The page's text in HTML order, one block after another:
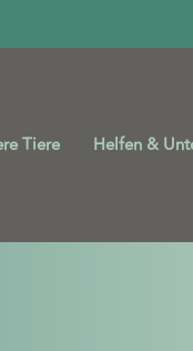
Tiere Helfen &